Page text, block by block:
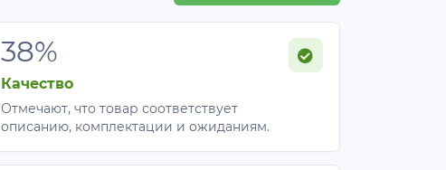
38%
Качество
Отмечают, что товар соответствует
описанию, комплектации и ожиданиям.